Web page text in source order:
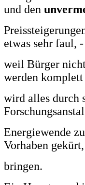
und den
etwas sehr faul,
weil Bürger
werden komplett
wird alles durch
Energiewende
Vorhaben
bringen.